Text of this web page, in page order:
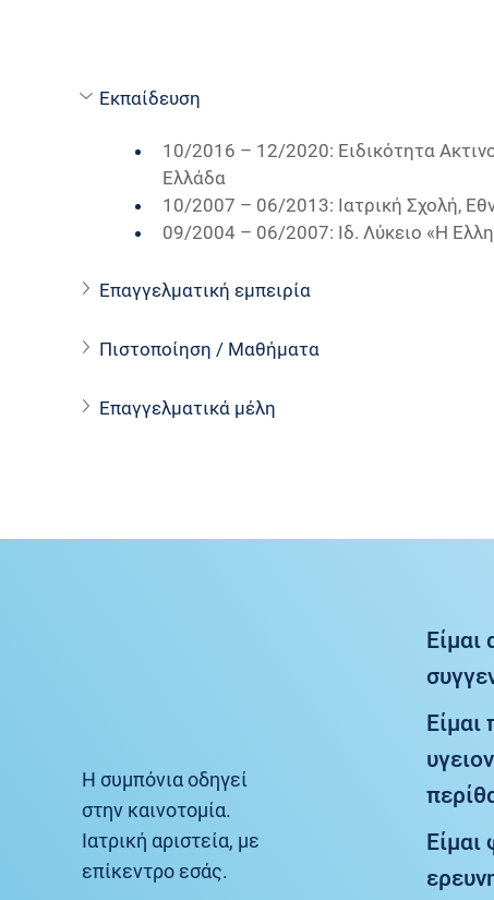
Εκπαίδευση
10/2016 – 12/2020: Ειδικότητα
Ελλάδα
10/2007 – 06/2013: Ιατρική Σχολή,
09/2004 – 06/2007: Iδ. Λύκειο «Η
Επαγγελματική εμπειρία
Πιστοποίηση / Μαθήματα
Επαγγελματικά μέλη
Η συμπόνια οδηγεί
στην καινοτομία.
Ιατρική αριστεία, με
επίκεντρο εσάς.
Είμαι
Είμαι
Είμαι